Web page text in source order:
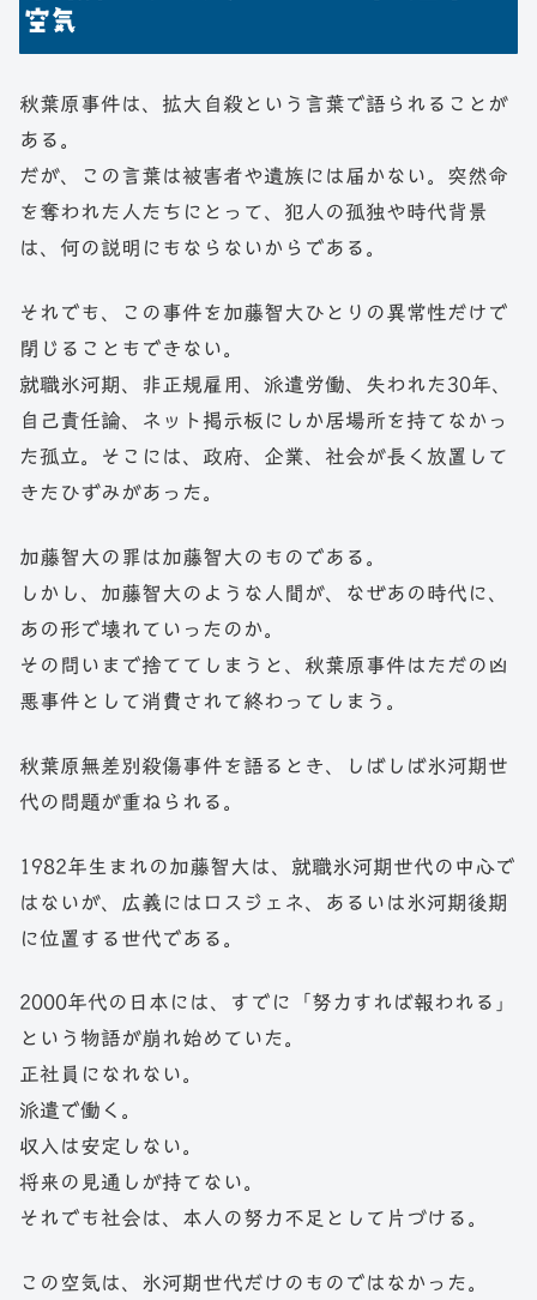
空気
秋葉原事件は、拡大自殺という言葉で語られることが
ある。
だが、この言葉は被害者や遺族には届かない。突然命
を奪われた人たちにとって、犯人の孤独や時代背景
は、何の説明にもならないからである。
それでも、この事件を加藤智大ひとりの異常性だけで
閉じることもできない。
就職氷河期、非正規雇用、派遣労働、失われた30年、
自己責任論、ネット掲示板にしか居場所を持てなかっ
た孤立。そこには、政府、企業、社会が長く放置して
きたひずみがあった。
加藤智大の罪は加藤智大のものである。
しかし、加藤智大のような人間が、なぜあの時代に、
あの形で壊れていったのか。
その問いまで捨ててしまうと、秋葉原事件はただの凶
悪事件として消費されて終わってしまう。
秋葉原無差別殺傷事件を語るとき、しばしば氷河期世
代の問題が重ねられる。
1982年生まれの加藤智大は、就職氷河期世代の中心で
はないが、広義にはロスジェネ、あるいは氷河期後期
に位置する世代である。
2000年代の日本には、すでに「努力すれば報われる」
という物語が崩れ始めていた。
正社員になれない。
派遣で働く。
収入は安定しない。
将来の見通しが持てない。
それでも社会は、本人の努力不足として片づける。
この空気は、氷河期世代だけのものではなかった。